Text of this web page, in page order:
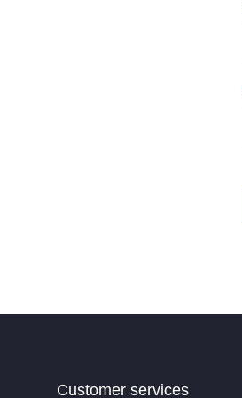
Customer services